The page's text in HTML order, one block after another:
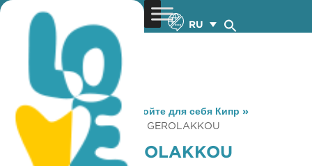
RU
You are here: Home »Откройте для себя Кипр »
Gastronomy
» VRYSSI TOU GEROLAKKOU
VRYSSI TOU GEROLAKKOU